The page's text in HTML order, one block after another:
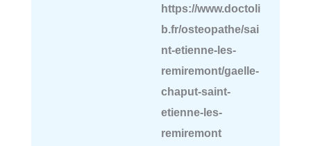
https://www.doctoli
b.fr/osteopathe/sai
nt-etienne-les-
remiremont/gaelle-
chaput-saint-
etienne-les-
remiremont